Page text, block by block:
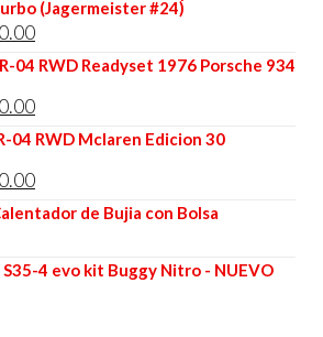
(Jagermeister #24)
El
precio
es:
04 RWD Readyset 1976 Porsche 934
El
precio
es:
$4,600.00.
04 RWD Mclaren Edicion 30
El
precio
es:
de Bujia con Bolsa
S35-4 evo kit Buggy Nitro - NUEVO